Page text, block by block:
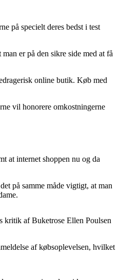
på specielt deres bedst i test
er på den sikre side med at få
online butik. Køb med
vil honorere omkostningerne
at internet shoppen nu og da
på samme måde vigtigt, at man
kritik af Buketrose Ellen Poulsen
af købsoplevelsen, hvilket